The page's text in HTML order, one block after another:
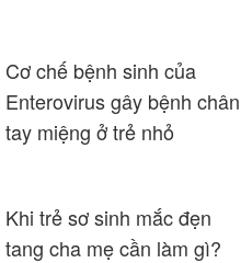
Cơ chế bệnh sinh của
Enterovirus gây bệnh chân
tay miệng ở trẻ nhỏ
Khi trẻ sơ sinh mắc đẹn
tang cha mẹ cần làm gì?